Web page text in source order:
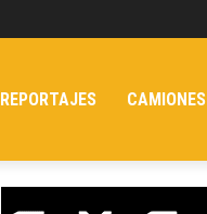
REPORTAJES CAMIONES